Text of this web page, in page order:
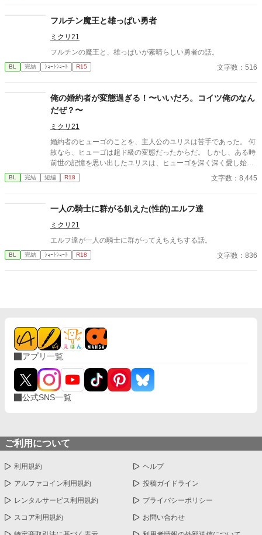
フルチン魔王と雄っぱい勇者
ミクリ21
フルチンの魔王と、雄っぱいが素晴らしい勇者の話。
BL 完結 ｼｮｰﾄｼｮｰﾄ R15 文字数：516
俺の婚約者が変態過ぎる！〜いいだろ。コイツ俺のなん
だぜ？〜
ミクリ21
婚約者のヒューゴのことを、主人公のユリスは苦手であった。 何
故なら、ヒューゴは超ド級の変態だったからだ。 しかし、ある時
前世の記憶を思い出したユリスは、ヒューゴを深く深く愛し始め
る。 何故なら、ユリスは前世で変態大好きな性癖だったか
ら………。
BL 完結 短編 R18 文字数：8,445
一人の騎士に群がる飢えた(性的)エルフ達
ミクリ21
エルフ達が一人の騎士に群がってえちえちする話。
BL 完結 ｼｮｰﾄｼｮｰﾄ R18 文字数：836
アプリ一覧
公式SNS一覧
ご利用について
利用規約 ヘルプ
アルファコイン利用規約 投稿ガイドライン
レンタルサービス利用規約 プライバシーポリシー
スコア利用規約 お問い合わせ